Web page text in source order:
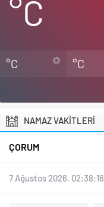
°C
°C °C
NAMAZ VAKİTLERİ
ÇORUM
7 Ağustos 2026, 02:38:18